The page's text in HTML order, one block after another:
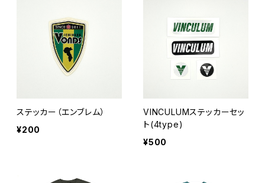
ステッカー（エンブレム）
¥200
VINCULUMステッカーセッ
ト(4type)
¥500